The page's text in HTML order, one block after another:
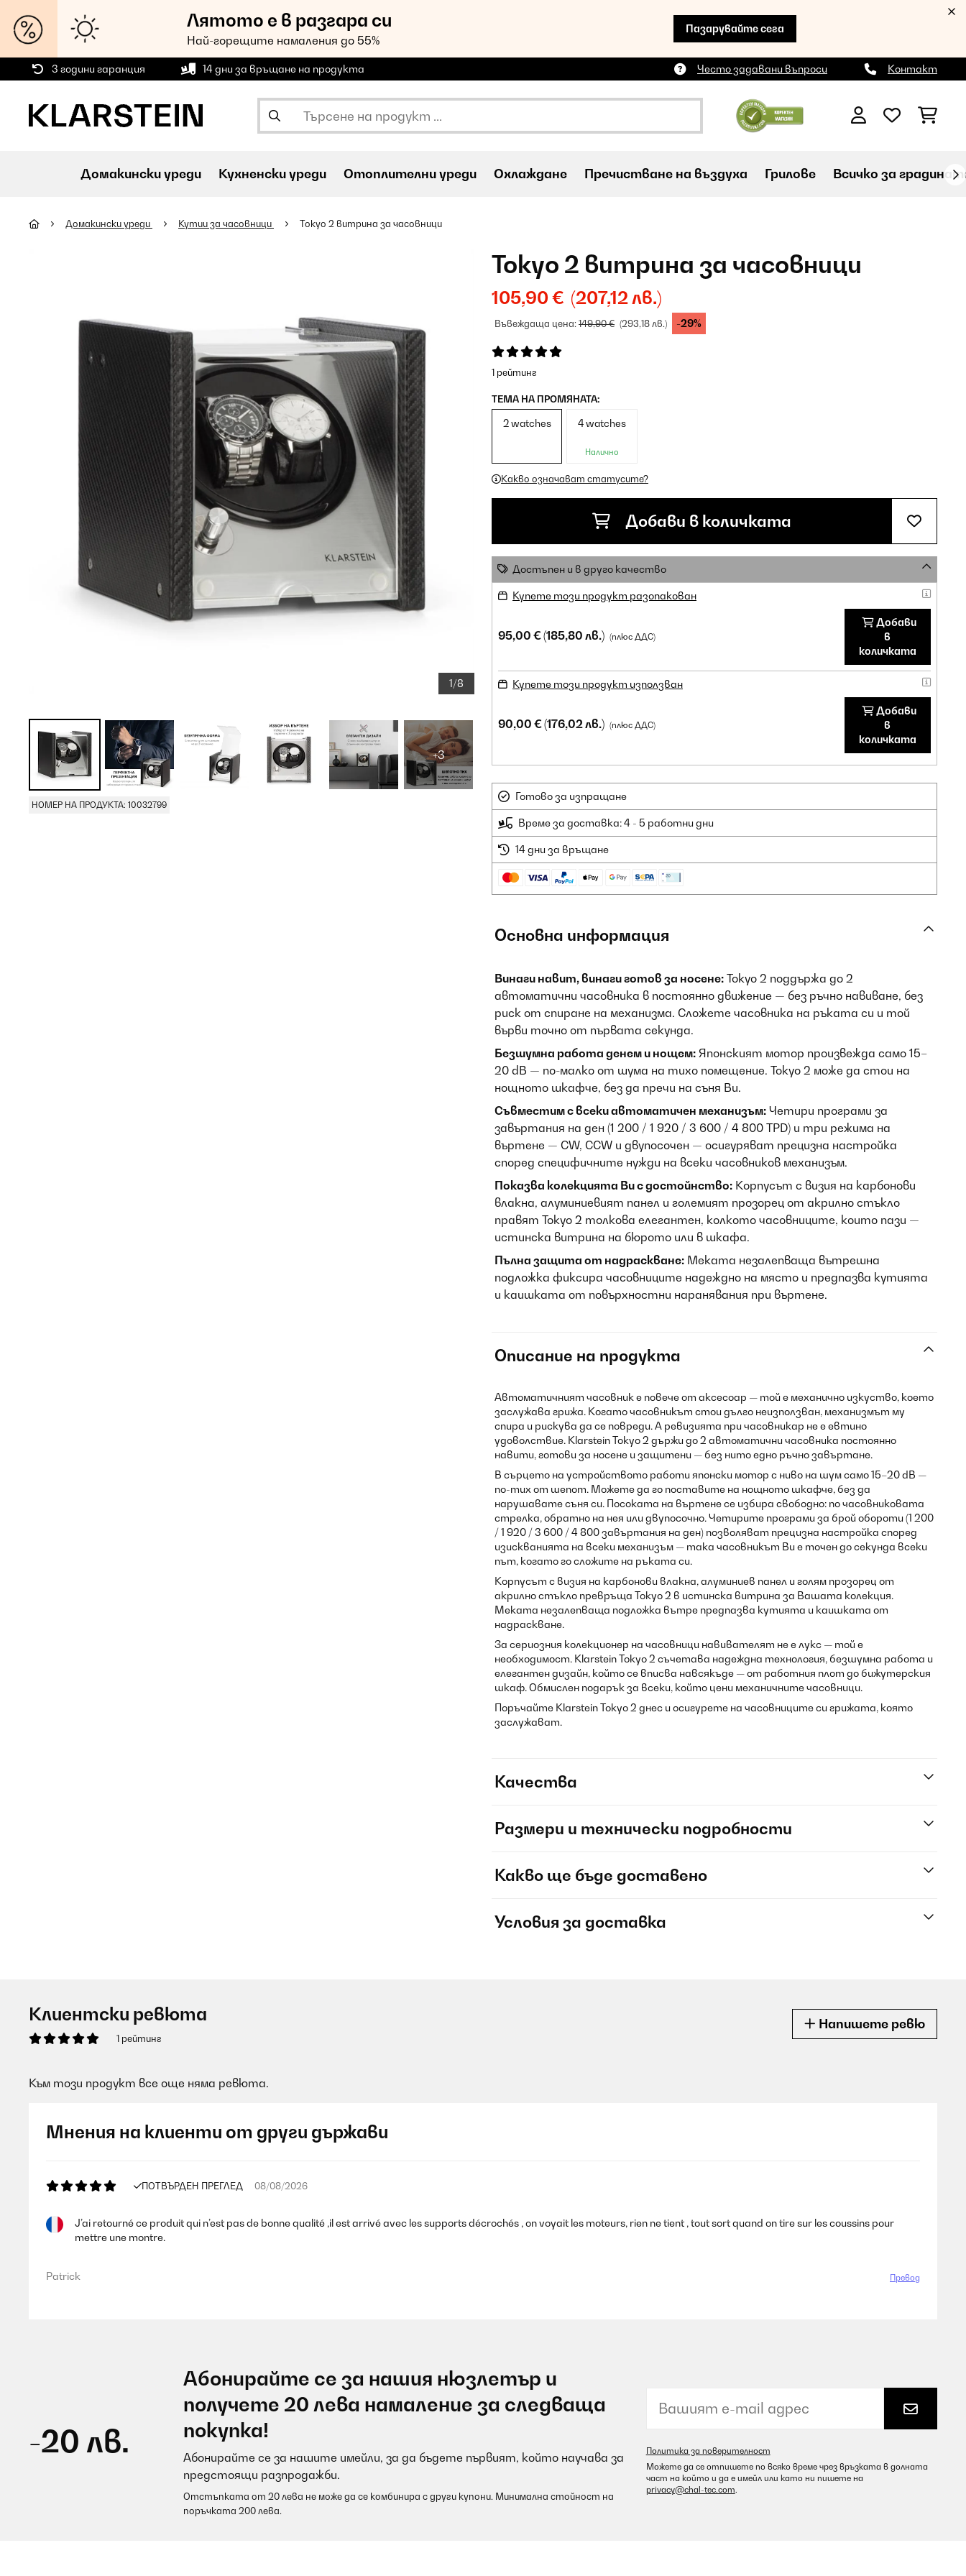
Лятото е в разгара си
Най-горещите намаления до 55%
Пазарувайте сега
3 години гаранция 14 дни за връщане на продукта Често задавани въпроси Контакт
Домакински уреди Кухненски уреди Oтоплителни уреди Охлаждане Пречистване на въздуха Грилове Всичко за
Домакински уреди Кутии за часовници Tokyo 2 витрина за часовници
1/8
+3
НОМЕР НА ПРОДУКТА: 10032799
Tokyo 2 витрина за часовници
105,90 € (207,12 лв.)
Въвеждаща цена:149,90 € (293,18 лв.) -29%
1 рейтинг
ТЕМА НА ПРОМЯНАТА:
2 watches 4 watches
Налично
Какво означават статусите?
Добави в количката
Достъпен и в друго качество
Купете този продукт разопакован
95,00 €(185,80 лв.) (плюс ДДС)
Добави
в
количката
Купете този продукт използван
90,00 €(176,02 лв.) (плюс ДДС)
Добави
в
количката
Готово за изпращане
Време за доставка: 4 - 5 работни дни
14 дни за връщане
Основна информация
Винаги навит, винаги готов за носене: Tokyo 2 поддържа до 2
автоматични часовника в постоянно движение — без ръчно навиване, без
риск от спиране на механизма. Сложете часовника на ръката си и той
върви точно от първата секунда.
Безшумна работа денем и нощем: Японският мотор произвежда само 15–
20 dB — по-малко от шума на тихо помещение. Tokyo 2 може да стои на
нощното шкафче, без да пречи на съня Ви.
Съвместим с всеки автоматичен механизъм: Четири програми за
завъртания на ден (1 200 / 1 920 / 3 600 / 4 800 TPD) и три режима на
въртене — CW, CCW и двупосочен — осигуряват прецизна настройка
според специфичните нужди на всеки часовников механизъм.
Показва колекцията Ви с достойнство: Корпусът с визия на карбонови
влакна, алуминиевият панел и големият прозорец от акрилно стъкло
правят Tokyo 2 толкова елегантен, колкото часовниците, които пази —
истинска витрина на бюрото или в шкафа.
Пълна защита от надраскване: Меката незалепваща вътрешна
подложка фиксира часовниците надеждно на място и предпазва кутията
и каишката от повърхностни наранявания при въртене.
Описание на продукта
Автоматичният часовник е повече от аксесоар — той е механично изкуство, което
заслужава грижа. Когато часовникът стои дълго неизползван, механизмът му
спира и рискува да се повреди. А ревизията при часовникар не е евтино
удоволствие. Klarstein Tokyo 2 държи до 2 автоматични часовника постоянно
навити, готови за носене и защитени — без нито едно ръчно завъртане.
В сърцето на устройството работи японски мотор с ниво на шум само 15–20 dB —
по-тих от шепот. Можете да го поставите на нощното шкафче, без да
нарушавате съня си. Посоката на въртене се избира свободно: по часовниковата
стрелка, обратно на нея или двупосочно. Четирите програми за брой обороти (1 200
/ 1 920 / 3 600 / 4 800 завъртания на ден) позволяват прецизна настройка според
изискванията на всеки механизъм — така часовникът Ви е точен до секунда всеки
път, когато го сложите на ръката си.
Корпусът с визия на карбонови влакна, алуминиев панел и голям прозорец от
акрилно стъкло превръща Tokyo 2 в истинска витрина за Вашата колекция.
Меката незалепваща подложка вътре предпазва кутията и каишката от
надраскване.
За сериозния колекционер на часовници навивателят не е лукс — той е
необходимост. Klarstein Tokyo 2 съчетава надеждна технология, безшумна работа и
елегантен дизайн, който се вписва навсякъде — от работния плот до бижутерския
шкаф. Обмислен подарък за всеки, който цени механичните часовници.
Поръчайте Klarstein Tokyo 2 днес и осигурете на часовниците си грижата, която
заслужават.
Качества
Размери и технически подробности
Какво ще бъде доставено
Условия за доставка
Клиентски ревюта
1 рейтинг
Напишете ревю
Към този продукт все още няма ревюта.
Мнения на клиенти от други държави
ПОТВЪРДЕН ПРЕГЛЕД 08/08/2026
J’ai retourné ce produit qui n’est pas de bonne qualité ,il est arrivé avec les supports décrochés , on voyait les moteurs, rien ne tient , tout sort quand on tire sur les coussins pour
mettre une montre.
Patrick Превод
-20 лв.
Абонирайте се за нашия нюзлетър и
получете 20 лева намаление за следваща
покупка!
Абонирайте се за нашите имейли, за да бъдете първият, който научава за
предстоящи разпродажби.
Отстъпката от 20 лева не може да се комбинира с други купони. Минимална стойност на
поръчката 200 лева.
Политика за поверителност
Можете да се отпишете по всяко време чрез връзката в долната
част на който и да е имейл или като ни пишете на
privacy@chal-tec.com.